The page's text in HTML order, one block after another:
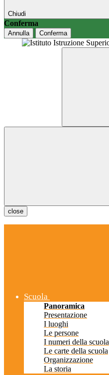
Chiudi
Conferma
Annulla Conferma
close
Scuola
Panoramica
Presentazione
I luoghi
Le persone
I numeri della scuola
Le carte della scuola
Organizzazione
La storia